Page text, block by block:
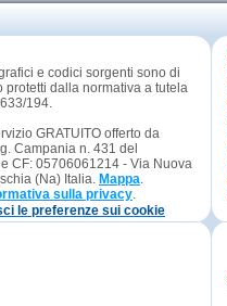
e codici sorgenti sono di
protetti dalla normativa a tutela
194.
GRATUITO offerto da
Campania n. 431 del
CF: 05706061214 - Via Nuova
(Na) Italia. Mappa.
sulla privacy.
le preferenze sui cookie